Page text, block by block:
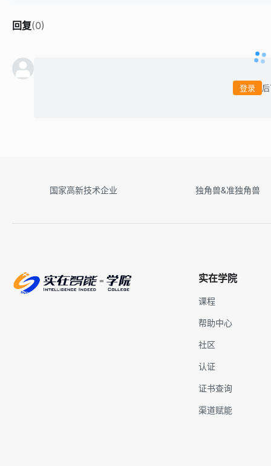
回复(0)
登录
国家高新技术企业 独角兽&准独角兽
实在学院
课程
帮助中心
社区
认证
证书查询
渠道赋能